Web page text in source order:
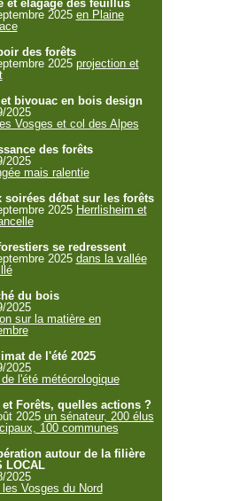
et élagage des feuillus
2025 en Plaine
des forêts
2025 projection et
bivouac en bois design
2025
Vosges et col des Alpes
des forêts
2025
mais ralentie
soirées débat sur les forêts
2025 Herrlisheim et
se redressent
2025 dans la vallée
du bois
2025
sur la matière en
de l'été 2025
2025
de l'été météorologique
et Forêts, quelles actions ?
2025 un sénateur, 200 élus
100 communes
autour de la filière
LOCAL
2025
Vosges du Nord